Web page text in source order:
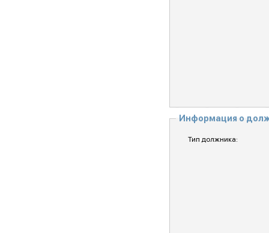
Информация о
Тип должника: